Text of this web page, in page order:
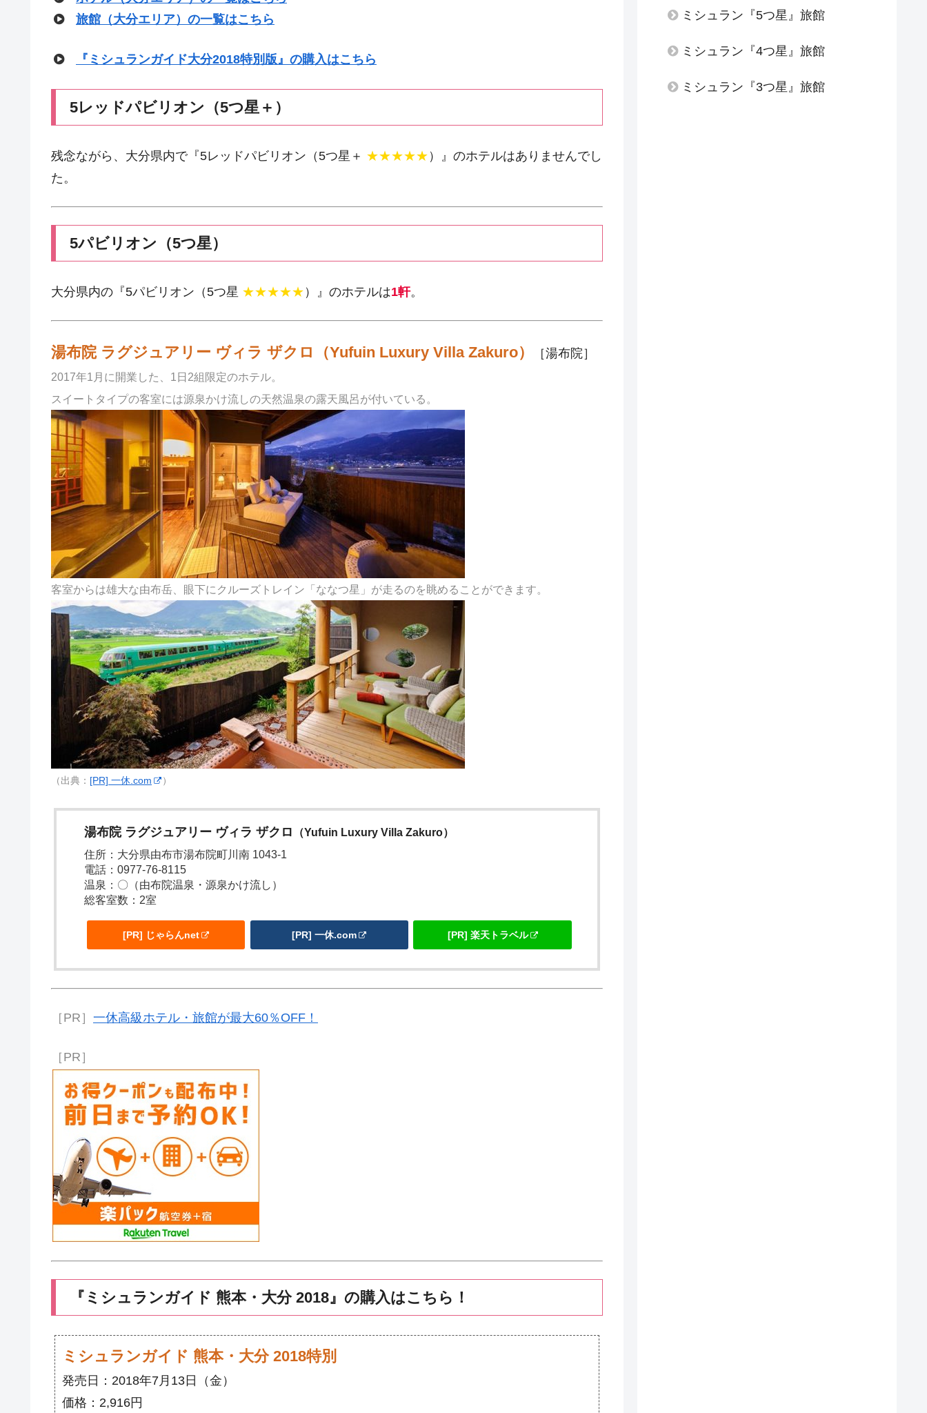
旅館（大分エリア）の一覧はこちら
『ミシュランガイド大分2018特別版』の購入はこちら
5レッドパビリオン（5つ星＋）
残念ながら、大分県内で『5レッドパビリオン（5つ星＋ ★★★★★ ）』のホテルはありませんでし
た。
5パビリオン（5つ星）
大分県内の『5パビリオン（5つ星 ★★★★★ ）』のホテルは1軒。
湯布院 ラグジュアリー ヴィラ ザクロ（Yufuin Luxury Villa Zakuro） ［湯布院］
2017年1月に開業した、1日2組限定のホテル。
スイートタイプの客室には源泉かけ流しの天然温泉の露天風呂が付いている。
客室からは雄大な由布岳、眼下にクルーズトレイン「ななつ星」が走るのを眺めることができます。
（出典： [PR] 一休.com ）
湯布院 ラグジュアリー ヴィラ ザクロ
（Yufuin Luxury Villa Zakuro）
住所：大分県由布市湯布院町川南 1043-1
電話：0977-76-8115
温泉：〇（由布院温泉・源泉かけ流し）
総客室数：2室
[PR] じゃらんnet [PR] 一休.com [PR] 楽天トラベル
［PR］ 一休高級ホテル・旅館が最大60％OFF！
［PR］
『ミシュランガイド 熊本・大分 2018』の購入はこちら！
ミシュランガイド 熊本・大分 2018特別
発売日：2018年7月13日（金）
価格：2,916円
ミシュラン『5つ星』旅館
ミシュラン『4つ星』旅館
ミシュラン『3つ星』旅館